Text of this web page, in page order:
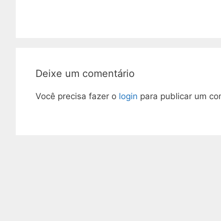
Deixe um comentário
Você precisa fazer o login para publicar um